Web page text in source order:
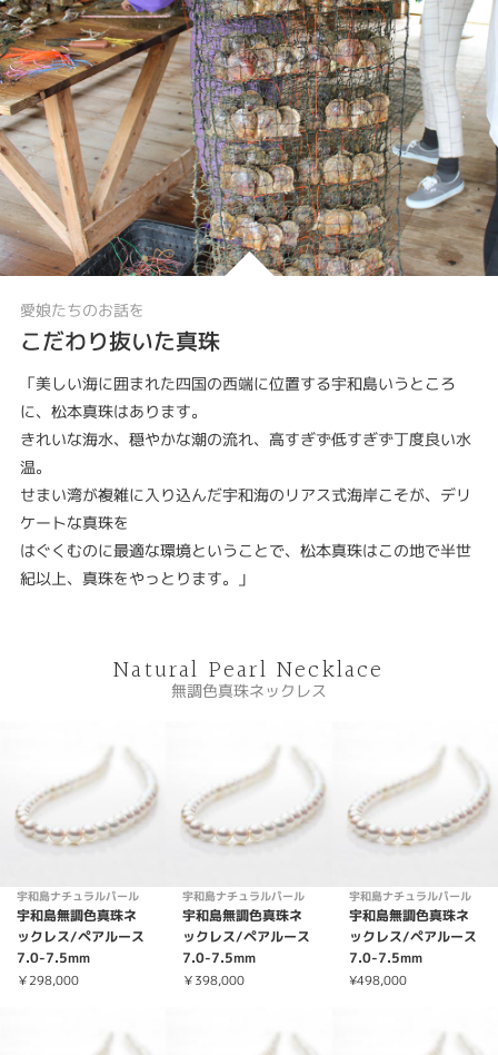
愛娘たちのお話を
こだわり抜いた真珠
「美しい海に囲まれた四国の西端に位置する宇和島いうところ
に、松本真珠はあります。
きれいな海水、穏やかな潮の流れ、高すぎず低すぎず丁度良い水
温。
せまい湾が複雑に入り込んだ宇和海のリアス式海岸こそが、デリ
ケートな真珠を
はぐくむのに最適な環境ということで、松本真珠はこの地で半世
紀以上、真珠をやっとります。」
Natural Pearl Necklace
無調色真珠ネックレス
宇和島ナチュラルパール
宇和島無調色真珠ネ
ックレス/ペアルース
7.0-7.5mm
￥298,000
宇和島ナチュラルパール
宇和島無調色真珠ネ
ックレス/ペアルース
7.0-7.5mm
￥398,000
宇和島ナチュラルパール
宇和島無調色真珠ネ
ックレス/ペアルース
7.0-7.5mm
¥498,000